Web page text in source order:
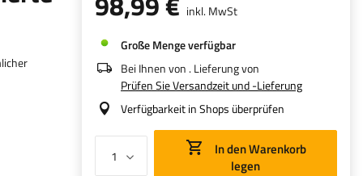
inkl. MwSt
Große Menge verfügbar
Bei Ihnen von . Lieferung von
Prüfen Sie Versandzeit und -Lieferung
Verfügbarkeit in Shops überprüfen
legen